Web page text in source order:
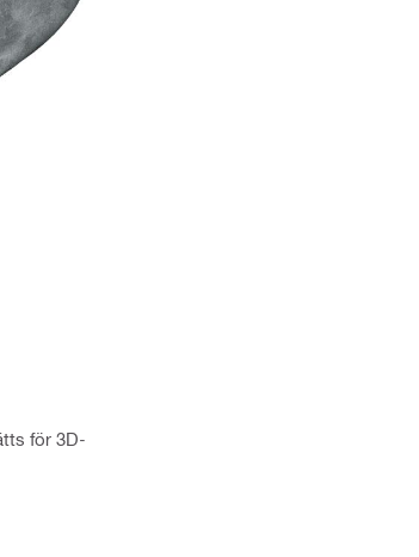
för 3D-